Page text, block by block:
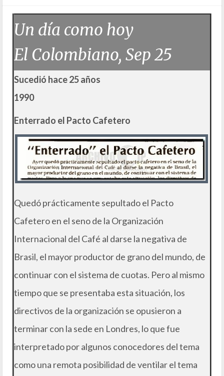
Un día como hoy
El Colombiano, Sep 25
Sucedió hace 25 años
1990
Enterrado el Pacto Cafetero
Quedó prácticamente sepultado el Pacto
Cafetero en el seno de la Organización
Internacional del Café al darse la negativa de
Brasil, el mayor productor de grano del mundo, de
continuar con el sistema de cuotas. Pero al mismo
tiempo que se presentaba esta situación, los
directivos de la organización se opusieron a
terminar con la sede en Londres, lo que fue
interpretado por algunos conocedores del tema
como una remota posibilidad de ventilar el tema